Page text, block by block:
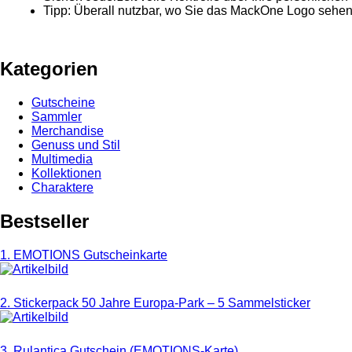
Tipp: Überall nutzbar, wo Sie das MackOne Logo sehen
Kategorien
Gutscheine
Sammler
Merchandise
Genuss und Stil
Multimedia
Kollektionen
Charaktere
Bestseller
1. EMOTIONS Gutscheinkarte
2. Stickerpack 50 Jahre Europa-Park – 5 Sammelsticker